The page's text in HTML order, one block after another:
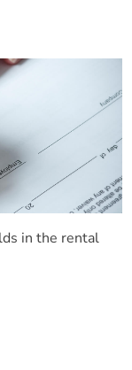
in the rental